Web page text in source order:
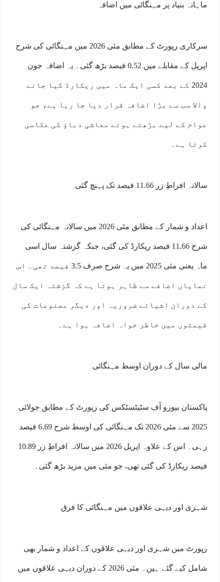
ماہانہ بنیاد پر مہنگائی میں اضافہ
سرکاری رپورٹ کے مطابق مئی 2026 میں مہنگائی کی شرح
اپریل کے مقابلے میں 0.52 فیصد بڑھ گئی۔ یہ اضافہ جون
2024 کے بعد کسی ایک ماہ میں ریکارڈ کیا جانے
والا سب سے بڑا اضافہ قرار دیا جا رہا ہے، جو
عوام کے لیے بڑھتے ہوئے معاشی دباؤ کی عکاسی
کرتا ہے۔
سالانہ افراطِ زر 11.66 فیصد تک پہنچ گئی
اعداد و شمار کے مطابق مئی 2026 میں سالانہ مہنگائی کی
شرح 11.66 فیصد ریکارڈ کی گئی، جبکہ گزشتہ سال اسی
ماہ یعنی مئی 2025 میں یہ شرح صرف 3.5 فیصد تھی۔ اس
نمایاں اضافے سے ظاہر ہوتا ہے کہ گزشتہ ایک سال
کے دوران اشیائے ضروریہ اور دیگر مصنوعات کی
قیمتوں میں خاطر خواہ اضافہ ہوا ہے۔
مالی سال کے دوران اوسط مہنگائی
پاکستان بیورو آف سٹیٹسٹکس کی رپورٹ کے مطابق جولائی
2025 سے مئی 2026 تک مہنگائی کی اوسط شرح 6.69 فیصد
رہی۔ اس کے علاوہ اپریل 2026 میں سالانہ افراطِ زر 10.89
فیصد ریکارڈ کی گئی تھی، جو مئی میں مزید بڑھ گئی۔
شہری اور دیہی علاقوں میں مہنگائی کا فرق
رپورٹ میں شہری اور دیہی علاقوں کے اعداد و شمار بھی
شامل کیے گئے ہیں۔ مئی 2026 کے دوران دیہی علاقوں میں